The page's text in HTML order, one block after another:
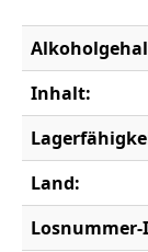
Inhalt:
Land:
Losnummer-